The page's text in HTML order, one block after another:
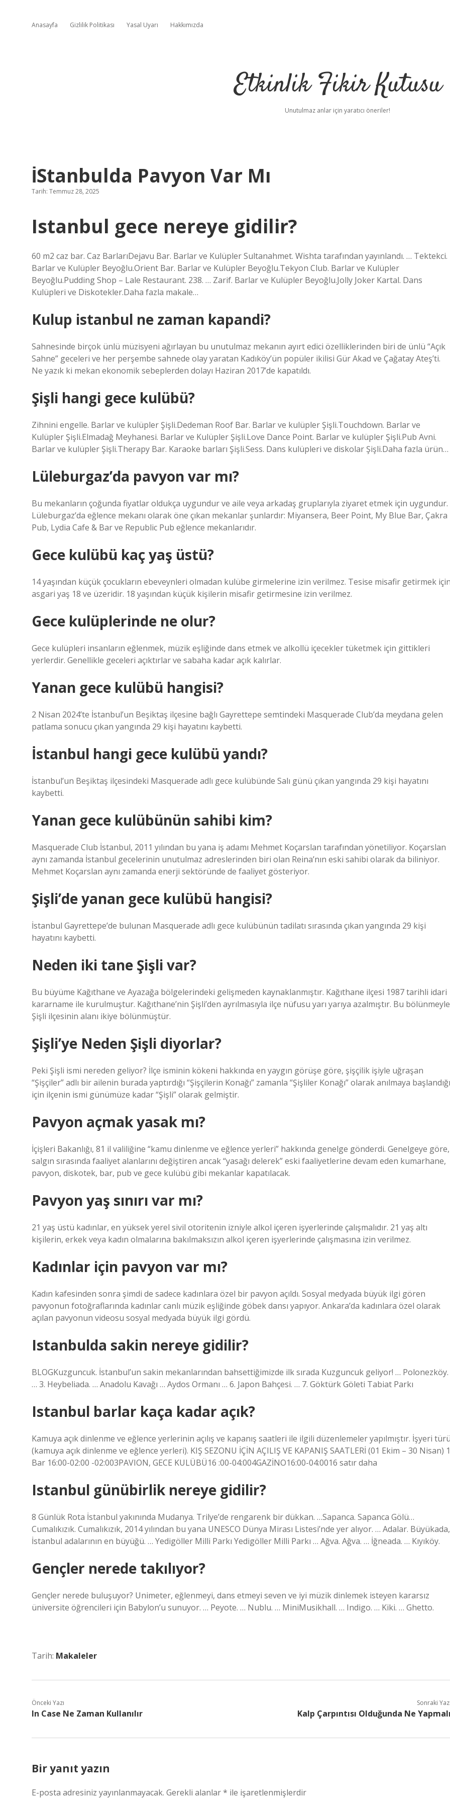
Anasayfa Gizlilik Politikası Yasal Uyarı Hakkımızda
Etkinlik Fikir Kutusu
Unutulmaz anlar için yaratıcı öneriler!
İStanbulda Pavyon Var Mı
Tarih: Temmuz 28, 2025
Istanbul gece nereye gidilir?
60 m2 caz bar. Caz BarlarıDejavu Bar. Barlar ve Kulüpler Sultanahmet. Wishta tarafından yayınlandı. … Tektekci.
Barlar ve Kulüpler Beyoğlu.Orient Bar. Barlar ve Kulüpler Beyoğlu.Tekyon Club. Barlar ve Kulüpler
Beyoğlu.Pudding Shop – Lale Restaurant. 238. … Zarif. Barlar ve Kulüpler Beyoğlu.Jolly Joker Kartal. Dans
Kulüpleri ve Diskotekler.Daha fazla makale…
Kulup istanbul ne zaman kapandi?
Sahnesinde birçok ünlü müzisyeni ağırlayan bu unutulmaz mekanın ayırt edici özelliklerinden biri de ünlü “Açık
Sahne” geceleri ve her perşembe sahnede olay yaratan Kadıköy’ün popüler ikilisi Gür Akad ve Çağatay Ateş’ti.
Ne yazık ki mekan ekonomik sebeplerden dolayı Haziran 2017’de kapatıldı.
Şişli hangi gece kulübü?
Zihnini engelle. Barlar ve kulüpler Şişli.Dedeman Roof Bar. Barlar ve kulüpler Şişli.Touchdown. Barlar ve
Kulüpler Şişli.Elmadağ Meyhanesi. Barlar ve Kulüpler Şişli.Love Dance Point. Barlar ve kulüpler Şişli.Pub Avni.
Barlar ve kulüpler Şişli.Therapy Bar. Karaoke barları Şişli.Sess. Dans kulüpleri ve diskolar Şişli.Daha fazla ürün…
Lüleburgaz’da pavyon var mı?
Bu mekanların çoğunda fiyatlar oldukça uygundur ve aile veya arkadaş gruplarıyla ziyaret etmek için uygundur.
Lüleburgaz’da eğlence mekanı olarak öne çıkan mekanlar şunlardır: Miyansera, Beer Point, My Blue Bar, Çakra
Pub, Lydia Cafe & Bar ve Republic Pub eğlence mekanlarıdır.
Gece kulübü kaç yaş üstü?
14 yaşından küçük çocukların ebeveynleri olmadan kulübe girmelerine izin verilmez. Tesise misafir getirmek
asgari yaş 18 ve üzeridir. 18 yaşından küçük kişilerin misafir getirmesine izin verilmez.
Gece kulüplerinde ne olur?
Gece kulüpleri insanların eğlenmek, müzik eşliğinde dans etmek ve alkollü içecekler tüketmek için gittikleri
yerlerdir. Genellikle geceleri açıktırlar ve sabaha kadar açık kalırlar.
Yanan gece kulübü hangisi?
2 Nisan 2024’te İstanbul’un Beşiktaş ilçesine bağlı Gayrettepe semtindeki Masquerade Club’da meydana gelen
patlama sonucu çıkan yangında 29 kişi hayatını kaybetti.
İstanbul hangi gece kulübü yandı?
İstanbul’un Beşiktaş ilçesindeki Masquerade adlı gece kulübünde Salı günü çıkan yangında 29 kişi hayatını
kaybetti.
Yanan gece kulübünün sahibi kim?
Masquerade Club İstanbul, 2011 yılından bu yana iş adamı Mehmet Koçarslan tarafından yönetiliyor. Koçarslan
aynı zamanda İstanbul gecelerinin unutulmaz adreslerinden biri olan Reina’nın eski sahibi olarak da biliniyor.
Mehmet Koçarslan aynı zamanda enerji sektöründe de faaliyet gösteriyor.
Şişli’de yanan gece kulübü hangisi?
İstanbul Gayrettepe’de bulunan Masquerade adlı gece kulübünün tadilatı sırasında çıkan yangında 29 kişi
hayatını kaybetti.
Neden iki tane Şişli var?
Bu büyüme Kağıthane ve Ayazağa bölgelerindeki gelişmeden kaynaklanmıştır. Kağıthane ilçesi 1987 tarihli idari
kararname ile kurulmuştur. Kağıthane’nin Şişli’den ayrılmasıyla ilçe nüfusu yarı yarıya azalmıştır. Bu bölünmeyle
Şişli ilçesinin alanı ikiye bölünmüştür.
Şişli’ye Neden Şişli diyorlar?
Peki Şişli ismi nereden geliyor? İlçe isminin kökeni hakkında en yaygın görüşe göre, şişçilik işiyle uğraşan
“Şişçiler” adlı bir ailenin burada yaptırdığı “Şişçilerin Konağı” zamanla “Şişliler Konağı” olarak anılmaya başlandığı
için ilçenin ismi günümüze kadar “Şişli” olarak gelmiştir.
Pavyon açmak yasak mı?
İçişleri Bakanlığı, 81 il valiliğine “kamu dinlenme ve eğlence yerleri” hakkında genelge gönderdi. Genelgeye göre,
salgın sırasında faaliyet alanlarını değiştiren ancak “yasağı delerek” eski faaliyetlerine devam eden kumarhane,
pavyon, diskotek, bar, pub ve gece kulübü gibi mekanlar kapatılacak.
Pavyon yaş sınırı var mı?
21 yaş üstü kadınlar, en yüksek yerel sivil otoritenin izniyle alkol içeren işyerlerinde çalışmalıdır. 21 yaş altı
kişilerin, erkek veya kadın olmalarına bakılmaksızın alkol içeren işyerlerinde çalışmasına izin verilmez.
Kadınlar için pavyon var mı?
Kadın kafesinden sonra şimdi de sadece kadınlara özel bir pavyon açıldı. Sosyal medyada büyük ilgi gören
pavyonun fotoğraflarında kadınlar canlı müzik eşliğinde göbek dansı yapıyor. Ankara’da kadınlara özel olarak
açılan pavyonun videosu sosyal medyada büyük ilgi gördü.
Istanbulda sakin nereye gidilir?
BLOGKuzguncuk. İstanbul’un sakin mekanlarından bahsettiğimizde ilk sırada Kuzguncuk geliyor! … Polonezköy.
… 3. Heybeliada. … Anadolu Kavağı … Aydos Ormanı … 6. Japon Bahçesi. … 7. Göktürk Göleti Tabiat Parkı
Istanbul barlar kaça kadar açık?
Kamuya açık dinlenme ve eğlence yerlerinin açılış ve kapanış saatleri ile ilgili düzenlemeler yapılmıştır. İşyeri
(kamuya açık dinlenme ve eğlence yerleri). KIŞ SEZONU İÇİN AÇILIŞ VE KAPANIŞ SAATLERİ (01 Ekim – 30 Nisan) 1
Bar 16:00-02:00 -02:003PAVION, GECE KULÜBÜ16 :00-04:004GAZİNO16:00-04:0016 satır daha
Istanbul günübirlik nereye gidilir?
8 Günlük Rota İstanbul yakınında Mudanya. Trilye’de rengarenk bir dükkan. …Sapanca. Sapanca Gölü…
Cumalıkızık. Cumalıkızık, 2014 yılından bu yana UNESCO Dünya Mirası Listesi’nde yer alıyor. … Adalar. Büyükada,
İstanbul adalarının en büyüğü. … Yedigöller Milli Parkı Yedigöller Milli Parkı … Ağva. Ağva. … İğneada. … Kıyıköy.
Gençler nerede takılıyor?
Gençler nerede buluşuyor? Unimeter, eğlenmeyi, dans etmeyi seven ve iyi müzik dinlemek isteyen kararsız
üniversite öğrencileri için Babylon’u sunuyor. … Peyote. … Nublu. … MiniMusikhall. … Indigo. … Kiki. … Ghetto.
Tarih: Makaleler
Önceki Yazı
In Case Ne Zaman Kullanılır
Sonraki
Kalp Çarpıntısı Olduğunda Ne
Bir yanıt yazın
E-posta adresiniz yayınlanmayacak. Gerekli alanlar* ile işaretlenmişlerdir